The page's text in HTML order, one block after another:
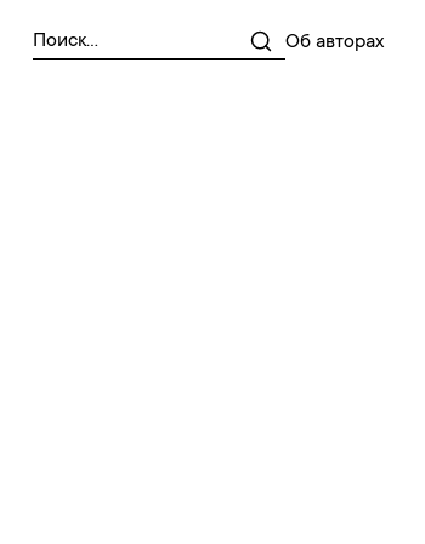
Об авторах